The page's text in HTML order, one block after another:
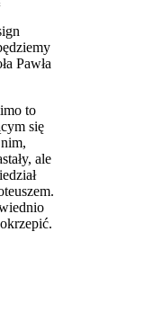
Pawła
to
się
ale